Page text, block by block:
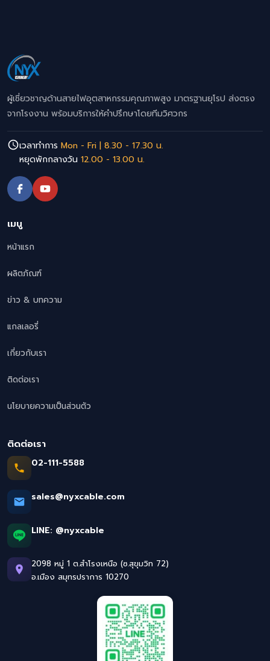
ผู้เชี่ยวชาญด้านสายไฟอุตสาหกรรมคุณภาพสูง มาตรฐานยุโรป ส่งตรง
จากโรงงาน พร้อมบริการให้คำปรึกษาโดยทีมวิศวกร
เวลาทำการ Mon - Fri | 8.30 - 17.30 น.
หยุดพักกลางวัน 12.00 - 13.00 น.
เมนู
หน้าแรก
ผลิตภัณฑ์
ข่าว & บทความ
แกลเลอรี่
เกี่ยวกับเรา
ติดต่อเรา
นโยบายความเป็นส่วนตัว
ติดต่อเรา
02-111-5588
sales@nyxcable.com
LINE: @nyxcable
2098 หมู่ 1 ต.สำโรงเหนือ (ซ.สุขุมวิท 72)
อ.เมือง สมุทรปราการ 10270